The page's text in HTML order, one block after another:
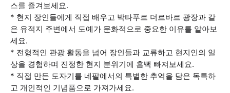
스를 즐겨보세요.
* 현지 장인들에게 직접 배우고 박타푸르 더르바르 광장과 같
은 유적지 주변에서 도예가 문화적으로 중요한 이유를 알아보
세요.
* 전형적인 관광 활동을 넘어 장인들과 교류하고 현지인의 일
상을 경험하며 진정한 현지 분위기에 흠뻑 빠져보세요.
* 직접 만든 도자기를 네팔에서의 특별한 추억을 담은 독특하
고 개인적인 기념품으로 가져가세요.